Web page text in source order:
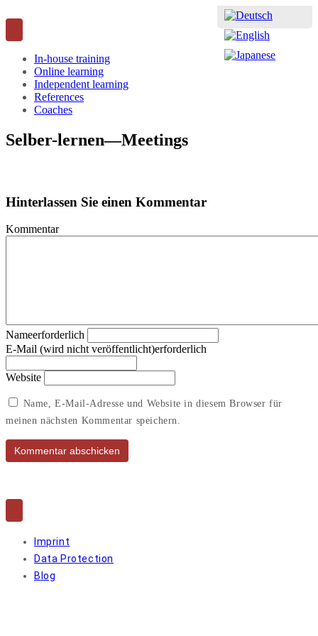
In-house training
Online learning
Independent learning
References
Coaches
Selber-lernen—Meetings
Hinterlassen Sie einen Kommentar
Kommentar
Nameerforderlich
E-Mail (wird nicht veröffentlicht)erforderlich
Website
Name, E-Mail-Adresse und Website in diesem Browser für
meinen nächsten Kommentar speichern.
Imprint
Data Protection
Blog